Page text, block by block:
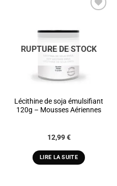
WISHLIST
RUPTURE DE STOCK
Lécithine de soja émulsifiant
120g – Mousses Aériennes
12,99€
LIRE LA SUITE